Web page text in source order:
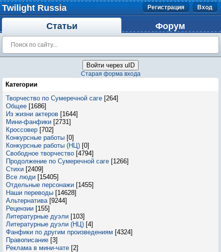
Twilight Russia Регистрация Вход
Статьи Форум
Войти через uID
Старая форма входа
Категории
Творчество по Сумеречной саге [264]
Общее [1686]
Из жизни актеров [1644]
Мини-фанфики [2731]
Кроссовер [702]
Конкурсные работы [0]
Конкурсные работы (НЦ) [0]
Свободное творчество [4794]
Продолжение по Сумеречной саге [1266]
Стихи [2409]
Все люди [15405]
Отдельные персонажи [1455]
Наши переводы [14628]
Альтернатива [9244]
Рецензии [155]
Литературные дуэли [103]
Литературные дуэли (НЦ) [4]
Фанфики по другим произведениям [4324]
Правописание [3]
Реклама в мини-чате [2]